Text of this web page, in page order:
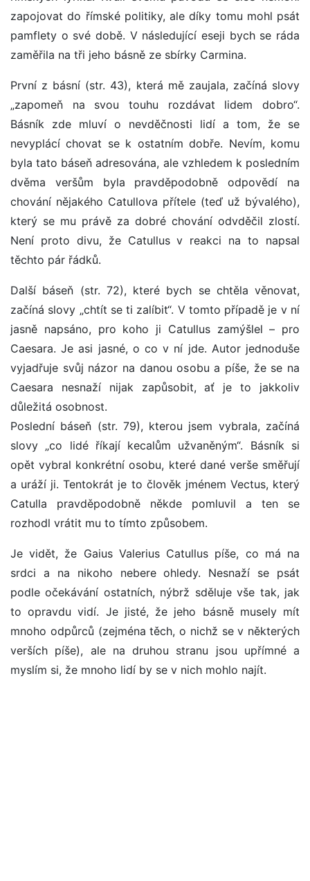
zapojovat do římské politiky, ale díky tomu mohl psát
pamflety o své době. V následující eseji bych se ráda
zaměřila na tři jeho básně ze sbírky Carmina.
První z básní (str. 43), která mě zaujala, začíná slovy
„zapomeň na svou touhu rozdávat lidem dobro“.
Básník zde mluví o nevděčnosti lidí a tom, že se
nevyplácí chovat se k ostatním dobře. Nevím, komu
byla tato báseň adresována, ale vzhledem k posledním
dvěma veršům byla pravděpodobně odpovědí na
chování nějakého Catullova přítele (teď už bývalého),
který se mu právě za dobré chování odvděčil zlostí.
Není proto divu, že Catullus v reakci na to napsal
těchto pár řádků.
Další báseň (str. 72), které bych se chtěla věnovat,
začíná slovy „chtít se ti zalíbit“. V tomto případě je v ní
jasně napsáno, pro koho ji Catullus zamýšlel – pro
Caesara. Je asi jasné, o co v ní jde. Autor jednoduše
vyjadřuje svůj názor na danou osobu a píše, že se na
Caesara nesnaží nijak zapůsobit, ať je to jakkoliv
důležitá osobnost.
Poslední báseň (str. 79), kterou jsem vybrala, začíná
slovy „co lidé říkají kecalům užvaněným“. Básník si
opět vybral konkrétní osobu, které dané verše směřují
a uráží ji. Tentokrát je to člověk jménem Vectus, který
Catulla pravděpodobně někde pomluvil a ten se
rozhodl vrátit mu to tímto způsobem.
Je vidět, že Gaius Valerius Catullus píše, co má na
srdci a na nikoho nebere ohledy. Nesnaží se psát
podle očekávání ostatních, nýbrž sděluje vše tak, jak
to opravdu vidí. Je jisté, že jeho básně musely mít
mnoho odpůrců (zejména těch, o nichž se v některých
verších píše), ale na druhou stranu jsou upřímné a
myslím si, že mnoho lidí by se v nich mohlo najít.